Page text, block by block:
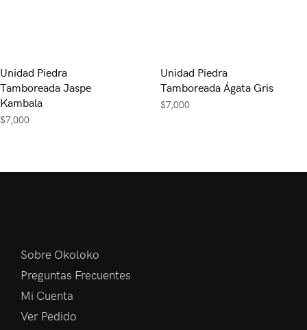
Unidad Piedra
Tamboreada Jaspe
Kambala
$7,000
Unidad Piedra
Tamboreada Ágata Gris
$7,000
Sobre Okoloko
Preguntas Frecuentes
Mi Cuenta
Ver Pedido